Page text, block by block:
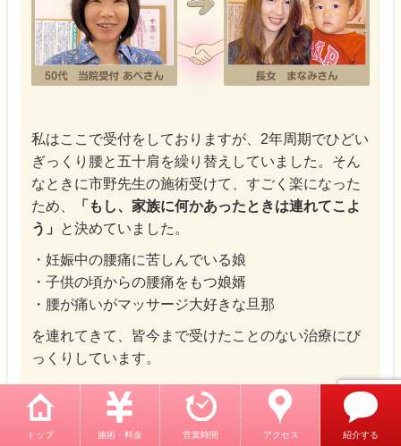
トップ 施術・料金 営業時間 アクセス 紹介する
私はここで受付をしておりますが、2年周期でひどい
ぎっくり腰と五十肩を繰り替えしていました。そん
なときに市野先生の施術受けて、すごく楽になった
ため、
「もし、家族に何かあったときは連れてこよ
う」
と決めていました。
・妊娠中の腰痛に苦しんでいる娘
・子供の頃からの腰痛をもつ娘婿
・腰が痛いがマッサージ大好きな旦那
を連れてきて、皆今まで受けたことのない治療にび
っくりしています。
鍼って最初は痛いものだと思っ